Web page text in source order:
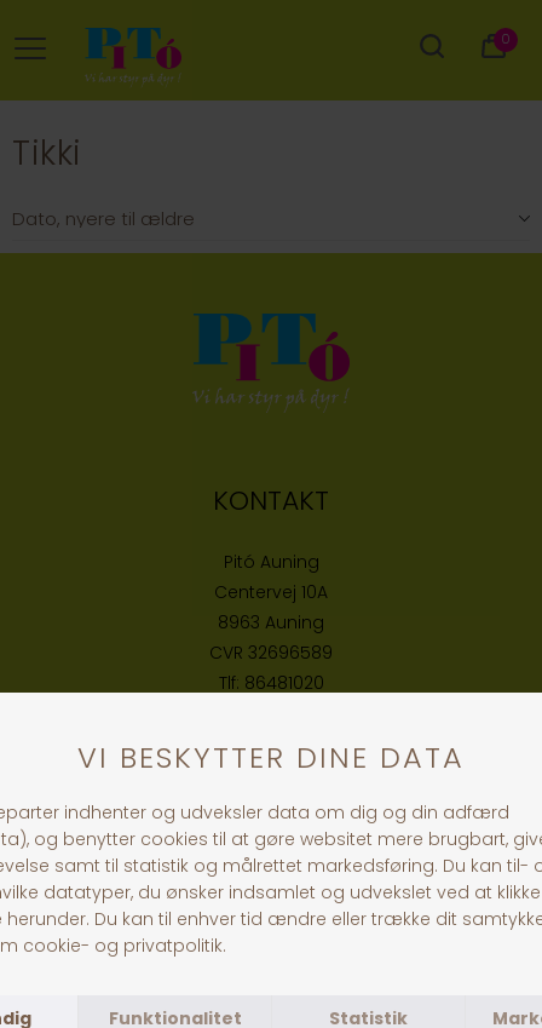
0
Tikki
KONTAKT
Pitó Auning
Centervej 10A
8963 Auning
CVR 32696589
Tlf: 86481020
© Pitó 2024, CVR32696589
INFORMATION
Kontakt os
Butikkerne